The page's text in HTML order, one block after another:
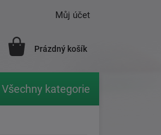
Můj účet
Prázdný košík
Zahrada Značky
Všechny kategorie